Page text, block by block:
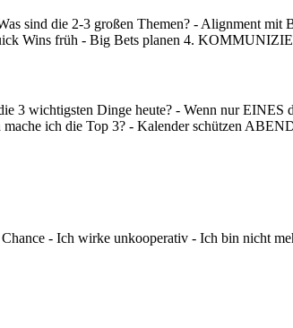
sind die 2-3 großen Themen? - Alignment
Wins früh - Big Bets planen 4.
3 wichtigsten Dinge heute? - Wenn nur
ich die Top 3? - Kalender schützen
- Ich wirke unkooperativ - Ich bin nicht